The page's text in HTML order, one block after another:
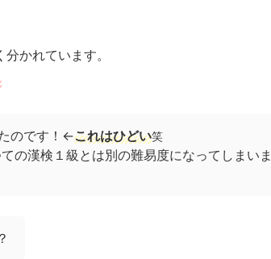
かれています。
のです！←これはひどい笑
の漢検１級とは別の難易度になってしまいま